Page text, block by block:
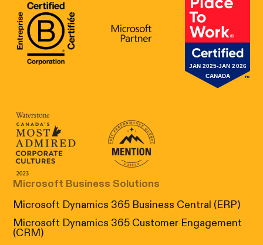
B Corp Certification
Microsoft Great
Canada's Most Admired Corporate
Prix performance Quebec
Microsoft Business Solutions
Microsoft Dynamics 365 Business Central (ERP)
Microsoft Dynamics 365 Customer Engagement
(CRM)